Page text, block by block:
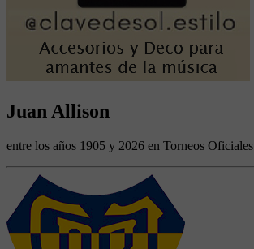
Juan Allison
entre los años 1905 y 2026 en Torneos Oficiales